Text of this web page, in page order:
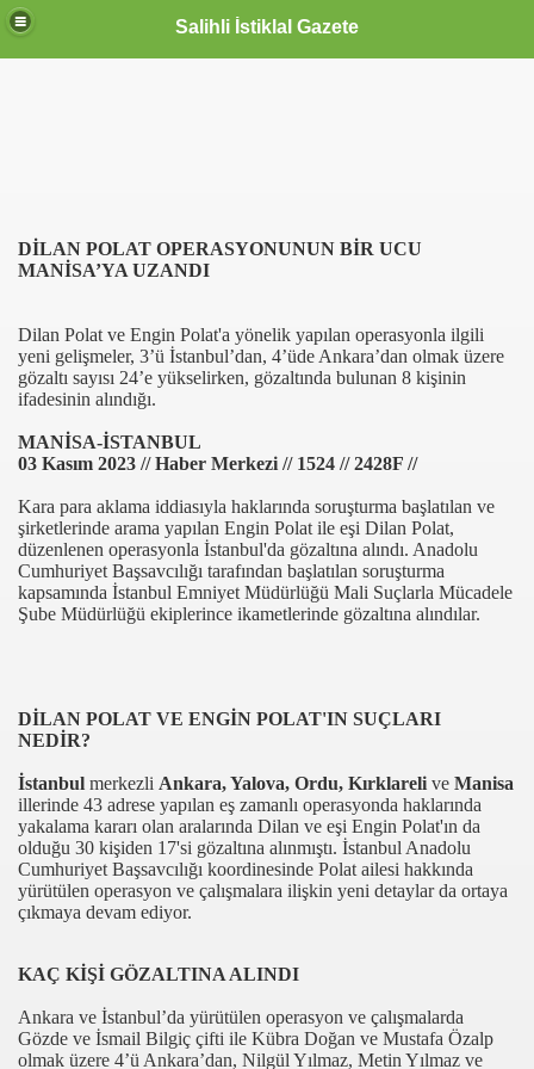
Salihli İstiklal Gazete
DİLAN POLAT OPERASYONUNUN BİR UCU
MANİSA’YA UZANDI
Dilan Polat ve Engin Polat'a yönelik yapılan operasyonla ilgili
yeni gelişmeler, 3’ü İstanbul’dan, 4’üde Ankara’dan olmak üzere
gözaltı sayısı 24’e yükselirken, gözaltında bulunan 8 kişinin
ifadesinin alındığı.
MANİSA-İSTANBUL
03 Kasım 2023 // Haber Merkezi // 1524 // 2428F //
Kara para aklama iddiasıyla haklarında soruşturma başlatılan ve
şirketlerinde arama yapılan Engin Polat ile eşi Dilan Polat,
düzenlenen operasyonla İstanbul'da gözaltına alındı. Anadolu
Cumhuriyet Başsavcılığı tarafından başlatılan soruşturma
kapsamında İstanbul Emniyet Müdürlüğü Mali Suçlarla Mücadele
Şube Müdürlüğü ekiplerince ikametlerinde gözaltına alındılar.
DİLAN POLAT VE ENGİN POLAT'IN SUÇLARI
NEDİR?
İstanbul merkezli Ankara, Yalova, Ordu, Kırklareli ve Manisa
illerinde 43 adrese yapılan eş zamanlı operasyonda haklarında
yakalama kararı olan aralarında Dilan ve eşi Engin Polat'ın da
olduğu 30 kişiden 17'si gözaltına alınmıştı. İstanbul Anadolu
Cumhuriyet Başsavcılığı koordinesinde Polat ailesi hakkında
yürütülen operasyon ve çalışmalara ilişkin yeni detaylar da ortaya
çıkmaya devam ediyor.
KAÇ KİŞİ GÖZALTINA ALINDI
Ankara ve İstanbul’da yürütülen operasyon ve çalışmalarda
Gözde ve İsmail Bilgiç çifti ile Kübra Doğan ve Mustafa Özalp
olmak üzere 4’ü Ankara’dan, Nilgül Yılmaz, Metin Yılmaz ve